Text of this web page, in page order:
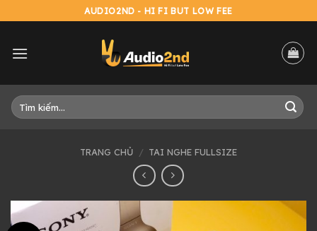
to
AUDIO2ND - HI FI BUT LOW FEE
Tìm
kiếm:
TRANG CHỦ / TAI NGHE FULLSIZE